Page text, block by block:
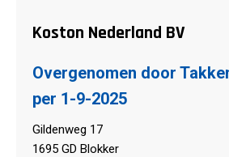
Koston Nederland BV
Overgenomen door
per 1-9-2025
Gildenweg 17
1695 GD Blokker